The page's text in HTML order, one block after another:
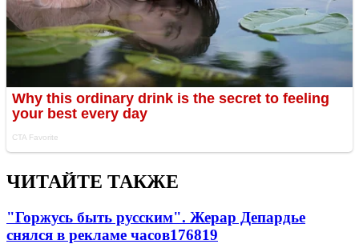
ЧИТАЙТЕ ТАКЖЕ
"Горжусь быть русским". Жерар Депардье
снялся в рекламе часов176819